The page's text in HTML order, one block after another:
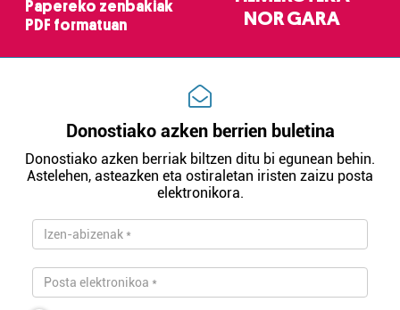
Papereko zenbakiak
PDF formatuan
NOR GARA
Donostiako azken berrien buletina
Donostiako azken berriak biltzen ditu bi egunean behin.
Astelehen, asteazken eta ostiraletan iristen zaizu posta
elektronikora.